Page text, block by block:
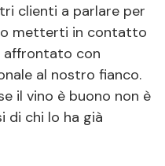
clienti a parlare per
metterti in contatto
affrontato con
al nostro fianco.
il vino è buono non è
di chi lo ha già